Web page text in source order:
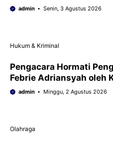
admin Senin, 3 Agustus 2026
Hukum & Kriminal
Pengacara Hormati
Febrie Adriansyah oleh
admin Minggu, 2 Agustus 2026
Olahraga